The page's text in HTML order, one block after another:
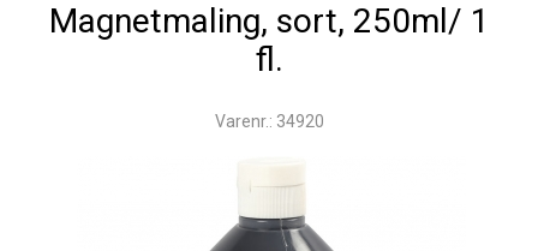
Magnetmaling, sort, 250ml/ 1
fl.
Varenr.: 34920